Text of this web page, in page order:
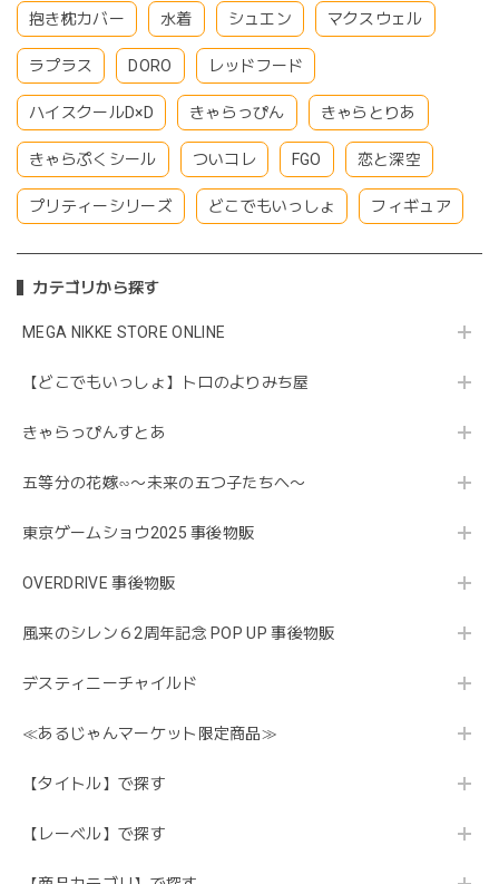
抱き枕カバー 水着 シュエン マクスウェル
ラプラス DORO レッドフード
ハイスクールD×D きゃらっぴん きゃらとりあ
きゃらぷくシール ついコレ FGO 恋と深空
プリティーシリーズ どこでもいっしょ フィギュア
カテゴリから探す
MEGA NIKKE STORE ONLINE
【どこでもいっしょ】トロのよりみち屋
きゃらっぴんすとあ
五等分の花嫁∽〜未来の五つ子たちへ〜
東京ゲームショウ2025 事後物販
OVERDRIVE 事後物販
風来のシレン６2周年記念 POP UP 事後物販
デスティニーチャイルド
≪あるじゃんマーケット限定商品≫
【タイトル】で探す
【レーベル】で探す